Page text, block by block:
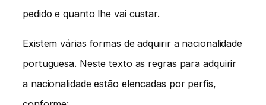
pedido e quanto lhe vai custar.
Existem várias formas de adquirir a nacionalidade
portuguesa. Neste texto as regras para adquirir
a nacionalidade estão elencadas por perfis,